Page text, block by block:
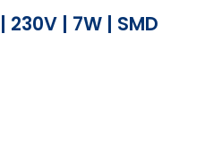
| 7W | SMD